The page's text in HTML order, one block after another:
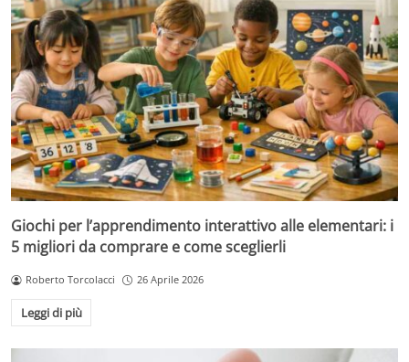
Giochi per l’apprendimento interattivo alle elementari: i
5 migliori da comprare e come sceglierli
Roberto Torcolacci 26 Aprile 2026
Leggi di più